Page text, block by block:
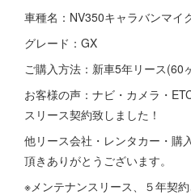
車種名：NV350キャラバンマイ
グレード：GX
ご購入方法：新車5年リース(60
お客様の声：ナビ・カメラ・
スリース契約致しました！
他リース会社・レンタカー・購
頂きありがとうございます。
※メンテナンスリース、５年契